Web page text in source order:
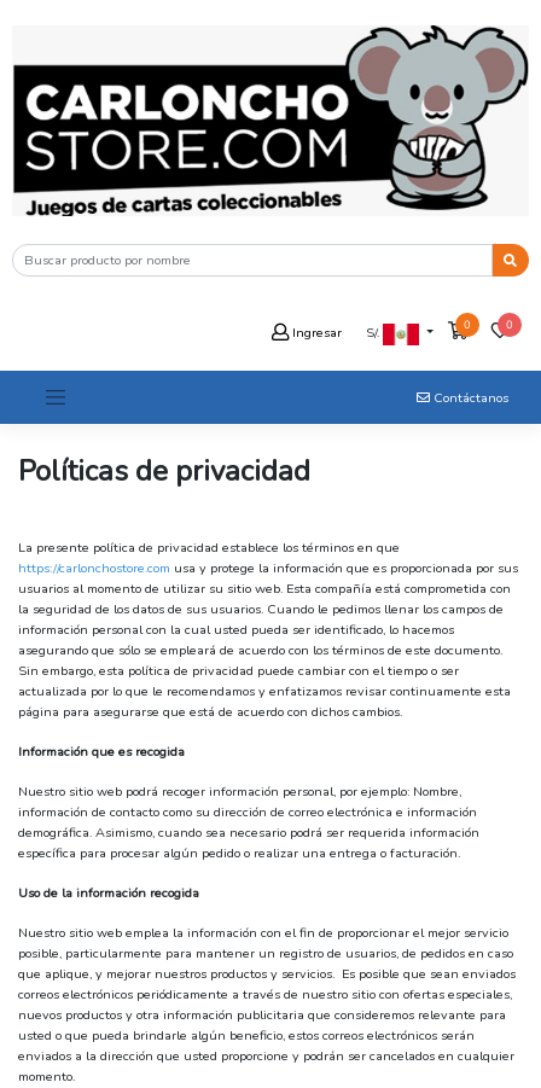
Ingresar S/. 0 0
Contáctanos
Políticas de privacidad
La presente política de privacidad establece los términos en que
https://carlonchostore.com usa y protege la información que es proporcionada por sus
usuarios al momento de utilizar su sitio web. Esta compañía está comprometida con
la seguridad de los datos de sus usuarios. Cuando le pedimos llenar los campos de
información personal con la cual usted pueda ser identificado, lo hacemos
asegurando que sólo se empleará de acuerdo con los términos de este documento.
Sin embargo, esta política de privacidad puede cambiar con el tiempo o ser
actualizada por lo que le recomendamos y enfatizamos revisar continuamente esta
página para asegurarse que está de acuerdo con dichos cambios.
Información que es recogida
Nuestro sitio web podrá recoger información personal, por ejemplo: Nombre,
información de contacto como su dirección de correo electrónica e información
demográfica. Asimismo, cuando sea necesario podrá ser requerida información
específica para procesar algún pedido o realizar una entrega o facturación.
Uso de la información recogida
Nuestro sitio web emplea la información con el fin de proporcionar el mejor servicio
posible, particularmente para mantener un registro de usuarios, de pedidos en caso
que aplique, y mejorar nuestros productos y servicios. Es posible que sean enviados
correos electrónicos periódicamente a través de nuestro sitio con ofertas especiales,
nuevos productos y otra información publicitaria que consideremos relevante para
usted o que pueda brindarle algún beneficio, estos correos electrónicos serán
enviados a la dirección que usted proporcione y podrán ser cancelados en cualquier
momento.